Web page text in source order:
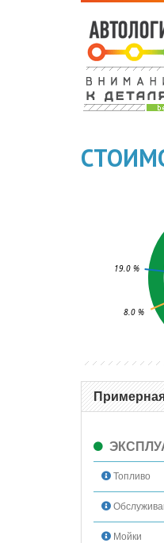
19.0 %
8.0 %
Топливо
Мойки